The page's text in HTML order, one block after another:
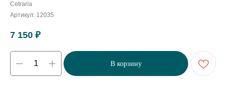
Cetraria
Артикул: 12035
7 150 ₽
В корзину